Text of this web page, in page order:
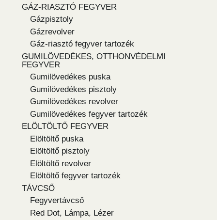
GÁZ-RIASZTÓ FEGYVER
Gázpisztoly
Gázrevolver
Gáz-riasztó fegyver tartozék
GUMILÖVEDÉKES, OTTHONVÉDELMI
FEGYVER
Gumilövedékes puska
Gumilövedékes pisztoly
Gumilövedékes revolver
Gumilövedékes fegyver tartozék
ELÖLTÖLTŐ FEGYVER
Elöltöltő puska
Elöltöltő pisztoly
Elöltöltő revolver
Elöltöltő fegyver tartozék
TÁVCSŐ
Fegyvertávcső
Red Dot, Lámpa, Lézer